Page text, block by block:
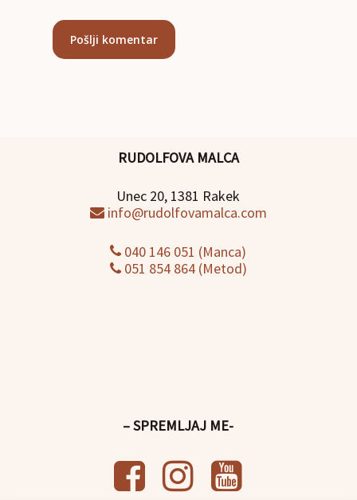
RUDOLFOVA MALCA
Unec 20, 1381 Rakek
info@rudolfovamalca.com
040 146 051 (Manca)
051 854 864 (Metod)
– SPREMLJAJ ME-